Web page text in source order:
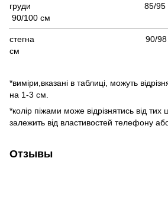
груди 85/
90/100 см
стегна 90/98
см
*виміри,вказані в таблиці, можуть
на 1-3 см.
*колір піжами може відрізнятись від
залежить від властивостей телефону
Отзывы